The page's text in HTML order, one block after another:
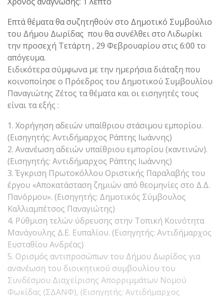
Επτά θέματα θα συζητηθούν στο Δημοτικό Συμβούλιο
του Δήμου Δωρίδας που θα συνέλθει στο Λιδωρίκι
την προσεχή Τετάρτη , 29 Φεβρουαρίου στις 6:00 το
απόγευμα.
Ειδικότερα σύμφωνα με την ημερήσια διάταξη που
κοινοποίησε ο Πρόεδρος του Δημοτικού Συμβουλίου
Παναγιώτης Ζέτος τα θέματα και οι εισηγητές τους
είναι τα εξής :
1. Χορήγηση αδειών υπαίθριου στάσιμου εμπορίου.
(Εισηγητής: Αντιδήμαρχος Ράπτης Ιωάννης)
2. Ανανέωση αδειών υπαίθριου εμπορίου (καντινών).
(Εισηγητής: Αντιδήμαρχος Ράπτης Ιωάννης)
3. Έγκριση Πρωτοκόλλου Οριστικής Παραλαβής του
έργου «Αποκατάσταση ζημιών από θεομηνίες στο Δ.Δ.
Πανόρμου». (Εισηγητής: Δημοτικός Σύμβουλος
Καλλιαμπέτσος Παναγιώτης)
4. Ρύθμιση τελών ύδρευσης στην Τοπική Κοινότητα
Μανάγουλης Δ.Ε. Ευπαλίου. (Εισηγητής: Αντιδήμαρχος
Ευσταθίου Ανδρέας)
5. Ορισμός αντιπροσώπων του Δήμου Δωρίδος για
ανανέωση του διοικητικού συμβουλίου του
Συνδέσμου Διαχείρισης Απορριμμάτων Νομού
Φωκίδας (ΣΔΑΝΦ), (Εισηγητής: Αντιδήμαρχος